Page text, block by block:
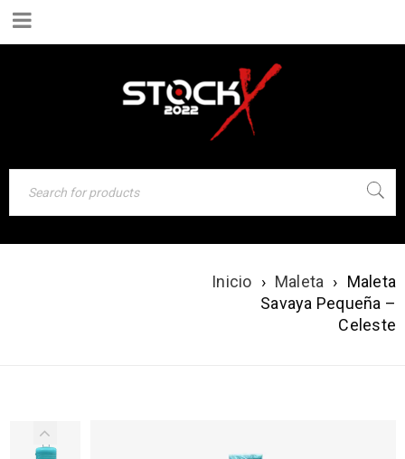
Inicio › Maleta › Maleta
Savaya Pequeña –
Celeste